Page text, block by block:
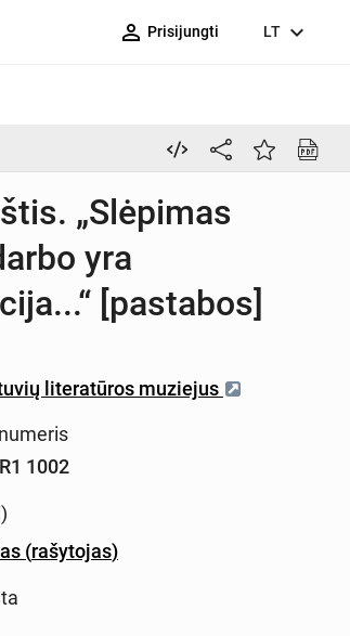
person_outline Prisijungti LT expand_more
„Slėpimas
yra
[pastabos]
literatūros muziejus
1002
(rašytojas)